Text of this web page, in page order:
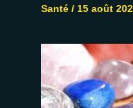
Santé/ 15 août